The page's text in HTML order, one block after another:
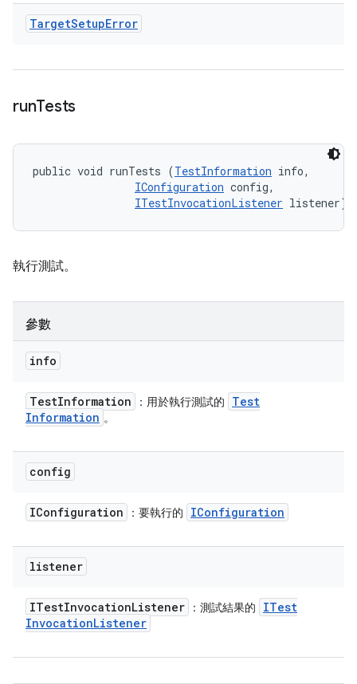
TargetSetupError
runTests
public void runTests (TestInformation info,
IConfiguration config,
ITestInvocationListener listener)
執行測試。
參數
info
TestInformation ：用於執行測試的
Test
Information 。
config
IConfiguration ：要執行的 IConfiguration
listener
ITestInvocationListener ：測試結果的
ITest
InvocationListener